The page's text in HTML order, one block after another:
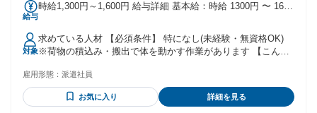
給与
時給1,300円～1,600円 給与詳細 基本給：時給 1300円 〜 1600
対象
求めている人材 【必須条件】 特になし(未経験・無資格OK)
※荷物の積込み・搬出で体を動かす作業があります 【こんな
たい方 ✅ 土日に休みたい方 ✅ 体力に自信がある方 経歴や学
歴は問いません。異業種からの転職、ブランクからの復帰も
歓迎しています。 「まずは話を聞いてみたい」という段階で
雇用形態： 派遣社員
お気に入り 詳細を見る